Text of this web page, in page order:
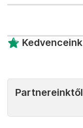
Kedvenceink
Partnereinktől